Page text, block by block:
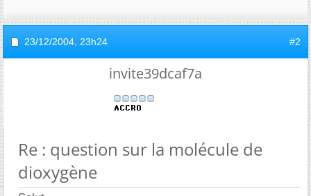
23/12/2004, 23h24 #2
invite39dcaf7a
Re : question sur la molécule de
dioxygène